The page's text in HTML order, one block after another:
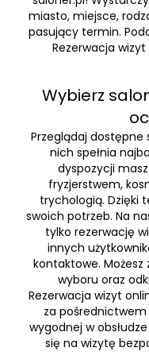
miasto, miejsce,
pasujący termin.
Rezerwacja
Wybierz
Przeglądaj dostępne
nich spełnia
dyspozycji
fryzjerstwem,
trychologią. Dzięki
swoich potrzeb. Na
tylko rezerwację
innych
kontaktowe.
wyboru oraz
Rezerwacja wizyt
za
wygodnej w
się na wizytę